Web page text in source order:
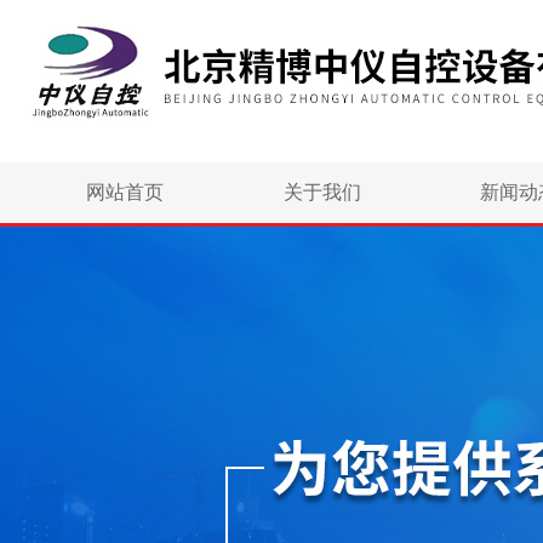
网站首页 关于我们 新闻动